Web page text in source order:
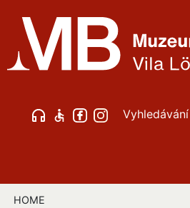
Vyhledávání
HOME